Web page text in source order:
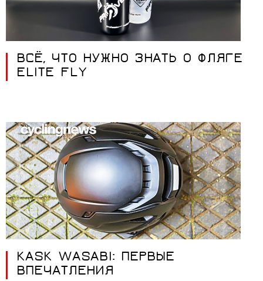
ВСЁ, ЧТО НУЖНО ЗНАТЬ О ФЛЯГЕ
ELITE FLY
KASK WASABI: ПЕРВЫЕ
ВПЕЧАТЛЕНИЯ